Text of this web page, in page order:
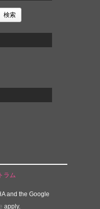
ラム
and the Google
apply.